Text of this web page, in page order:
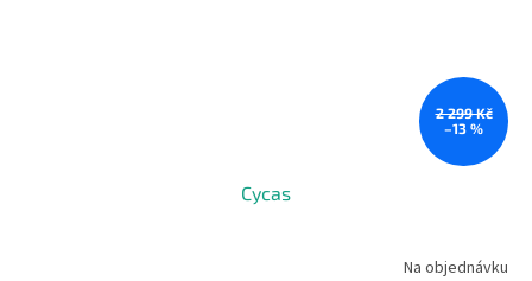
2 299 Kč
–13 %
Cycas
Na objednávku